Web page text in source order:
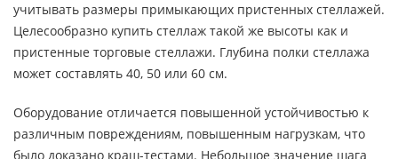
учитывать размеры примыкающих пристенных стеллажей.
Целесообразно купить стеллаж такой же высоты как и
пристенные торговые стеллажи. Глубина полки стеллажа
может составлять 40, 50 или 60 см.
Оборудование отличается повышенной устойчивостью к
различным повреждениям, повышенным нагрузкам, что
было доказано краш-тестами. Небольшое значение шага